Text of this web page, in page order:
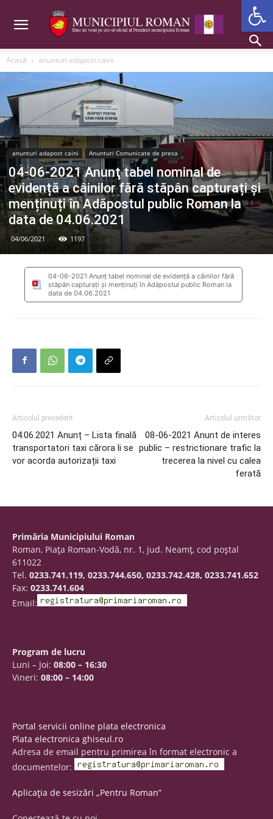
Acasă anunturi adapost caini
anunturi adapost caini Anunturi Comunicate de presa
04-06-2021 Anunţ tabel nominal de
evidență a câinilor fără stăpân capturați și
menținuți în Adăpostul public Roman la
data de 04.06.2021
04/06/2021 1197
04-06-2021 Anunţ tabel nominal de evidență a câinilor fără
stăpân capturați și menținuți în Adăpostul public Roman la
data de 04.06.2021
Articolul precedent
04.06.2021 Anunț – Lista finală
transportatori taxi cărora li se
vor acorda autorizații taxi
Articolul următor
08-06-2021 Anunt de interes
public – restrictionare trafic la
trecerea la nivel cu calea
ferată
Primăria Municipiului Roman
Roman, Piaţa Roman-Vodă, nr. 1, jud. Neamţ, cod poştal
611022
Tel. 0233.741.119, 0233.744.650, 0233.742.428, 0233.741.652
Fax: 0233.741.604
Email:
Program de lucru
Luni – Joi: 08:00 – 16:30
Vineri: 08:00 – 14:00
Portal servicii online plata electronica
Plata electronica ghiseul.ro
Adresa de email pentru primirea în format electronic a
documentelor:
Aplicația de sesizări „Pentru Roman”